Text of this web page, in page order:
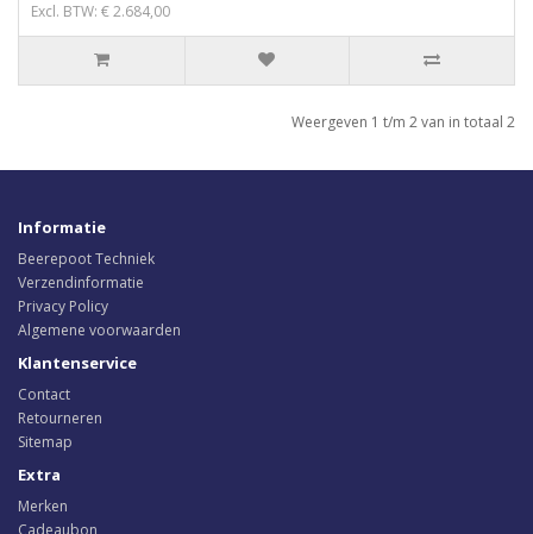
Excl. BTW: € 2.684,00
Weergeven 1 t/m 2 van in totaal 2
Informatie
Beerepoot Techniek
Verzendinformatie
Privacy Policy
Algemene voorwaarden
Klantenservice
Contact
Retourneren
Sitemap
Extra
Merken
Cadeaubon